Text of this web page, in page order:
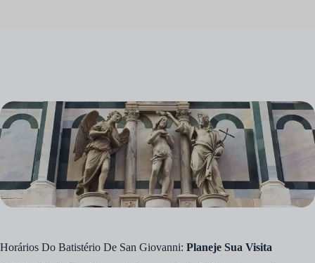
Horários Do Batistério De San Giovanni: Planeje Sua Visita